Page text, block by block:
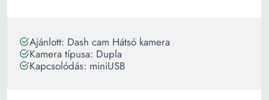
Ajánlott: Dash cam Hátsó kamera
Kamera típusa: Dupla
Kapcsolódás: miniUSB